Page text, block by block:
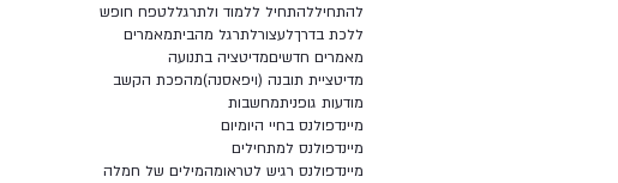
להתחיללהתחיל ללמוד ולתרגללטפח חופש
ללכת בדרךלעצורלתרגל מהביתמאמרים
מאמרים חדשיםמדיטציה בתנועה
מדיטציית תובנה (ויפאסנה)מהפכת הקשב
מודעות גופניתמחשבות
מיינדפולנס בחיי היומיום
מיינדפולנס למתחילים
מיינדפולנס רגיש לטראומהמילים של חמלה